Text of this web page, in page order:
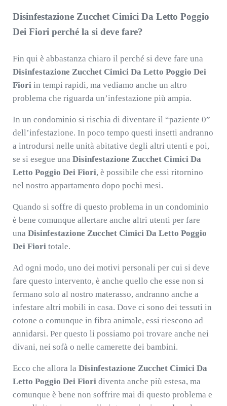
Disinfestazione Zucchet Cimici Da Letto Poggio
Dei Fiori perché la si deve fare?
Fin qui è abbastanza chiaro il perché si deve fare una
Disinfestazione Zucchet Cimici Da Letto Poggio Dei
Fioriin tempi rapidi, ma vediamo anche un altro
problema che riguarda un’infestazione più ampia.
In un condominio si rischia di diventare il “paziente 0”
dell’infestazione. In poco tempo questi insetti andranno
a introdursi nelle unità abitative degli altri utenti e poi,
se si esegue una Disinfestazione Zucchet Cimici Da
Letto Poggio Dei Fiori, è possibile che essi ritornino
nel nostro appartamento dopo pochi mesi.
Quando si soffre di questo problema in un condominio
è bene comunque allertare anche altri utenti per fare
una Disinfestazione Zucchet Cimici Da Letto Poggio
Dei Fioritotale.
Ad ogni modo, uno dei motivi personali per cui si deve
fare questo intervento, è anche quello che esse non si
fermano solo al nostro materasso, andranno anche a
infestare altri mobili in casa. Dove ci sono dei tessuti in
cotone o comunque in fibra animale, essi riescono ad
annidarsi. Per questo li possiamo poi trovare anche nei
divani, nei sofà o nelle camerette dei bambini.
Ecco che allora la Disinfestazione Zucchet Cimici Da
Letto Poggio Dei Fioridiventa anche più estesa, ma
comunque è bene non soffrire mai di questo problema e